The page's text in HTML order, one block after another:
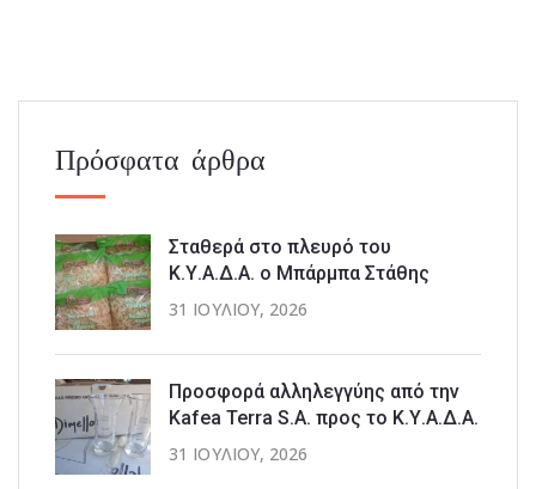
Πρόσφατα άρθρα
Σταθερά στο πλευρό του
Κ.Υ.Α.Δ.Α. ο Μπάρμπα Στάθης
31 ΙΟΥΛΊΟΥ, 2026
Προσφορά αλληλεγγύης από την
Kafea Terra S.A. προς το Κ.Υ.Α.Δ.Α.
31 ΙΟΥΛΊΟΥ, 2026